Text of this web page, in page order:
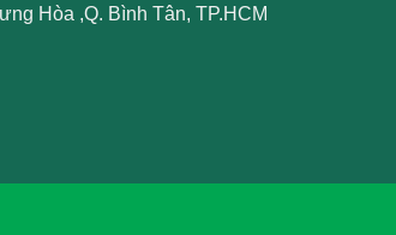
Hòa ,Q. Bình Tân, TP.HCM